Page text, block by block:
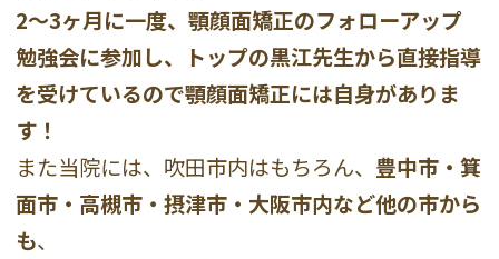
2〜3ヶ月に一度、顎顔面矯正のフォローアップ
勉強会に参加し、トップの黒江先生から直接指導
を受けているので顎顔面矯正には自身がありま
す！
また当院には、吹田市内はもちろん、 豊中市・箕
面市・高槻市・摂津市・大阪市内など他の市から
も、